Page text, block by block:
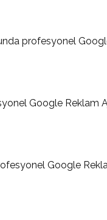
profesyonel
Google Reklam
Google